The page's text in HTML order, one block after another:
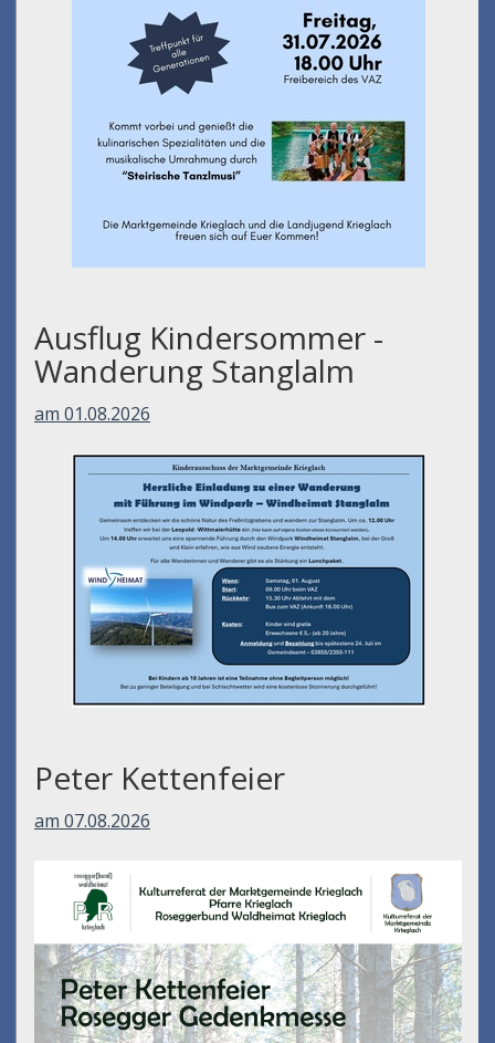
Ausflug Kindersommer -
Wanderung Stanglalm
am 01.08.2026
Peter Kettenfeier
am 07.08.2026